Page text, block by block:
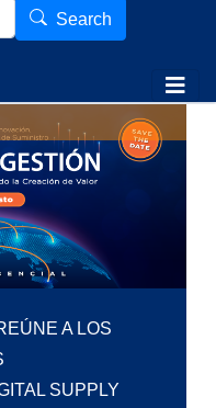
Search
A LOS
SUPPLY